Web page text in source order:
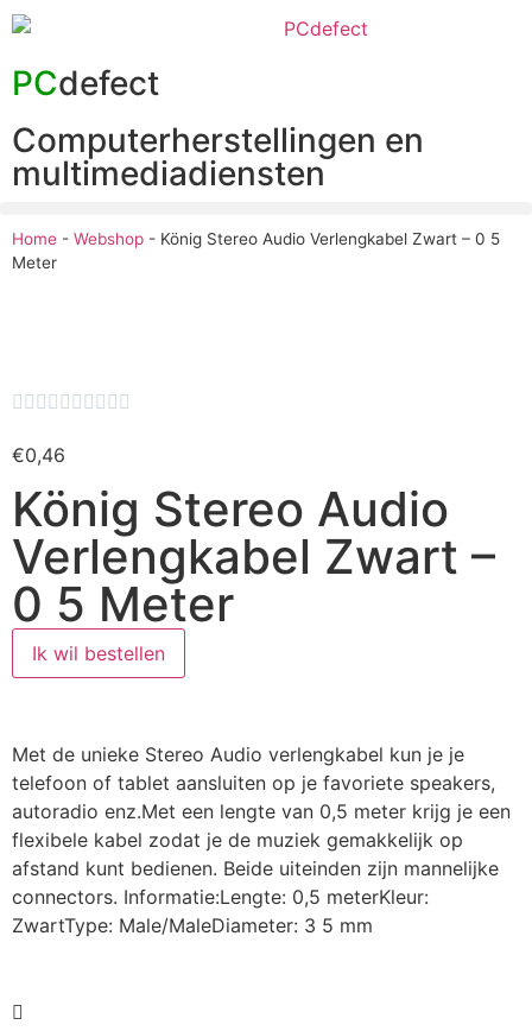
PCdefect
Computerherstellingen en
multimediadiensten
Home - Webshop - König Stereo Audio Verlengkabel Zwart – 0 5
Meter
         
€0,46
König Stereo Audio
Verlengkabel Zwart –
0 5 Meter
Ik wil bestellen
Met de unieke Stereo Audio verlengkabel kun je je
telefoon of tablet aansluiten op je favoriete speakers,
autoradio enz.Met een lengte van 0,5 meter krijg je een
flexibele kabel zodat je de muziek gemakkelijk op
afstand kunt bedienen. Beide uiteinden zijn mannelijke
connectors. Informatie:Lengte: 0,5 meterKleur:
ZwartType: Male/MaleDiameter: 3 5 mm